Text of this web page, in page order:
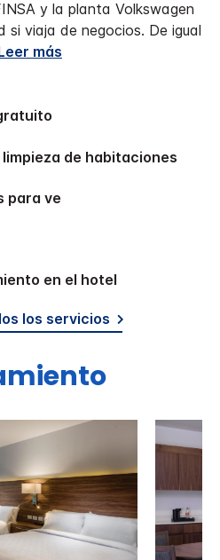
y la planta Volkswagen
si viaja de negocios. De igual
más
limpieza de habitaciones
para ve
en el hotel
los servicios